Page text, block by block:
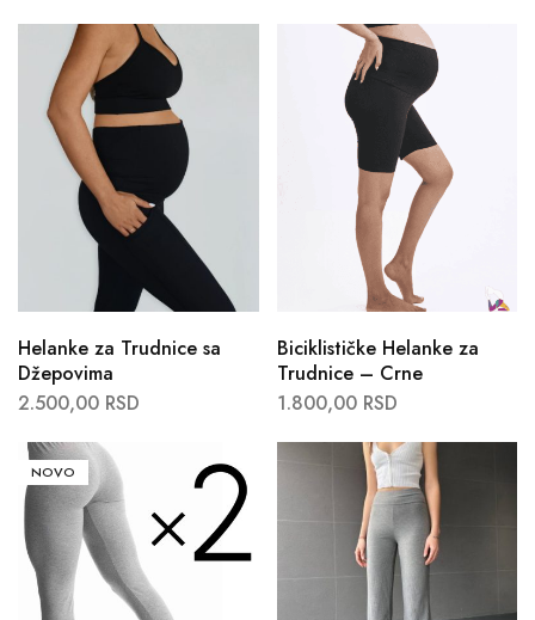
Helanke za Trudnice sa
Džepovima
2.500,00 RSD
Biciklističke Helanke za
Trudnice – Crne
1.800,00 RSD
NOVO